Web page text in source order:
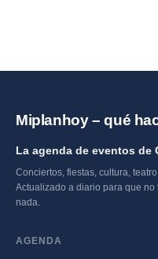
Miplanhoy – qué
La agenda de eventos de
Conciertos, fiestas, cultura,
Actualizado a diario para que no
nada.
AGENDA